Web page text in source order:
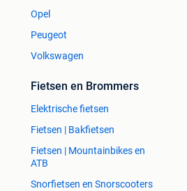
Opel
Peugeot
Volkswagen
Fietsen en Brommers
Elektrische fietsen
Fietsen | Bakfietsen
Fietsen | Mountainbikes en
ATB
Snorfietsen en Snorscooters